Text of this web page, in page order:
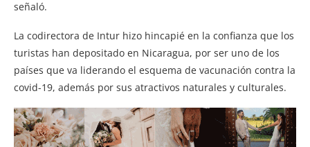
señaló.
La codirectora de Intur hizo hincapié en la confianza que los
turistas han depositado en Nicaragua, por ser uno de los
países que va liderando el esquema de vacunación contra la
covid-19, además por sus atractivos naturales y culturales.